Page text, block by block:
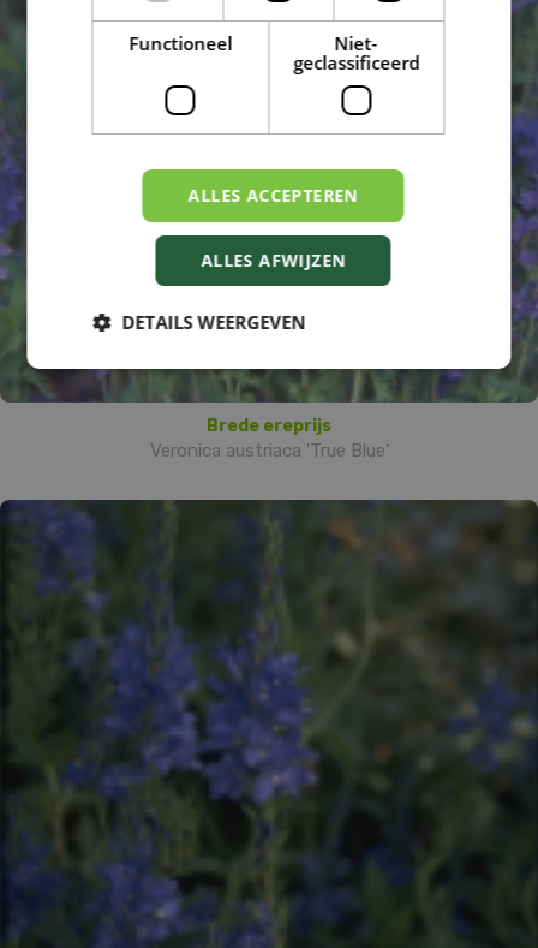
Brede ereprijs
Veronica austriaca 'True Blue'
Functioneel
Niet-
geclassificeerd
ALLES ACCEPTEREN
ALLES AFWIJZEN
DETAILS WEERGEVEN